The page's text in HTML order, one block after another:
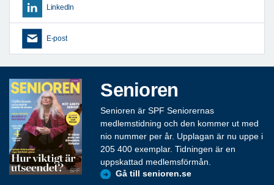
LinkedIn
E-post
Senioren
Senioren är SPF Seniorernas
medlemstidning och den kommer ut med
nio nummer per år. Upplagan är nu uppe i
205 400 exemplar. Tidningen är en
uppskattad medlemsförmån.
Gå till senioren.se